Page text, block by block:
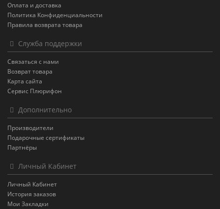
Оплата и доставка
Политика Конфиденциальности
Правила возврата товара
Служба поддержки
Связаться с нами
Возврат товара
Карта сайта
Сервис Плюрифон
Дополнительно
Производители
Подарочные сертификаты
Партнёры
Личный Кабинет
Личный Кабинет
История заказов
Мои Закладки